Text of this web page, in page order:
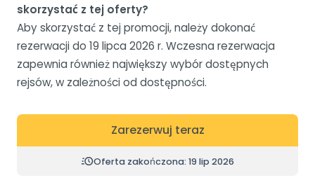
skorzystać z tej oferty?
Aby skorzystać z tej promocji, należy dokonać
rezerwacji do 19 lipca 2026 r. Wczesna rezerwacja
zapewnia również największy wybór dostępnych
rejsów, w zależności od dostępności.
Zarezerwuj teraz
Oferta zakończona: 19 lip 2026